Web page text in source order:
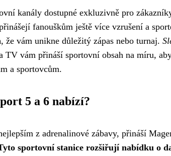
kanály dostupné exkluzivně pro
fanouškům ještě více vzrušení a
, že vám unikne důležitý zápas nebo turnaj.
TV vám přináší sportovní obsah na míru,
a sportovcům.
5 a 6 nabízí?
z adrenalinové zábavy, přináší
sportovní stanice rozšiřují nabídku o